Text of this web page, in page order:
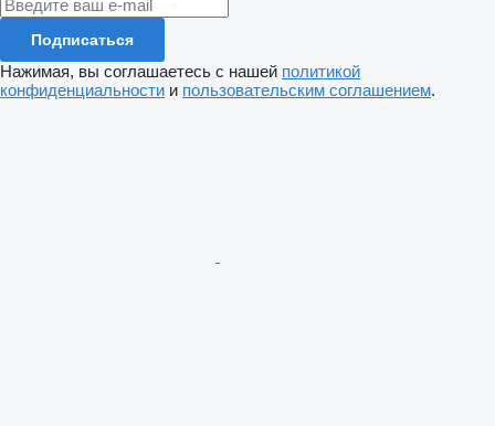
Подписаться
Нажимая, вы соглашаетесь с нашей политикой
конфиденциальности и пользовательским соглашением.